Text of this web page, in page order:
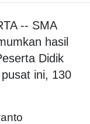
-- SMA
hasil
Didik
ini, 130